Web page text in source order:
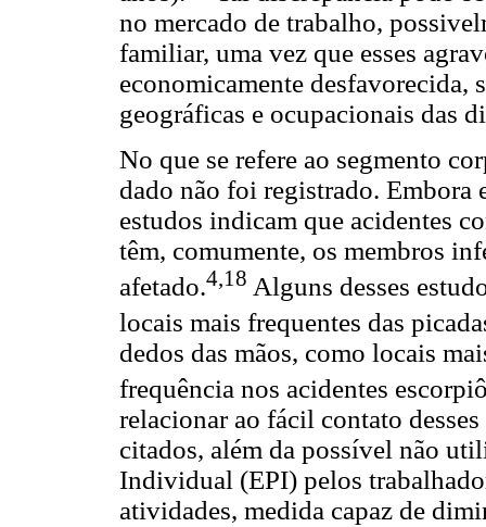
no mercado de trabalho,
familiar, uma vez que esses
economicamente desfavorecida,
geográficas e ocupacionais das
No que se refere ao segmento
dado não foi registrado. Embora
estudos indicam que acidentes
têm, comumente, os membros
afetado.4,18 Alguns desses
locais mais frequentes das
dedos das mãos, como locais
frequência nos acidentes
relacionar ao fácil contato
citados, além da possível não
Individual (EPI) pelos
atividades, medida capaz de